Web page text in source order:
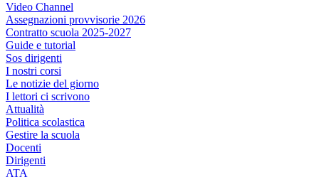
Video Channel
Assegnazioni provvisorie 2026
Contratto scuola 2025-2027
Guide e tutorial
Sos dirigenti
I nostri corsi
Le notizie del giorno
I lettori ci scrivono
Attualità
Politica scolastica
Gestire la scuola
Docenti
Dirigenti
ATA